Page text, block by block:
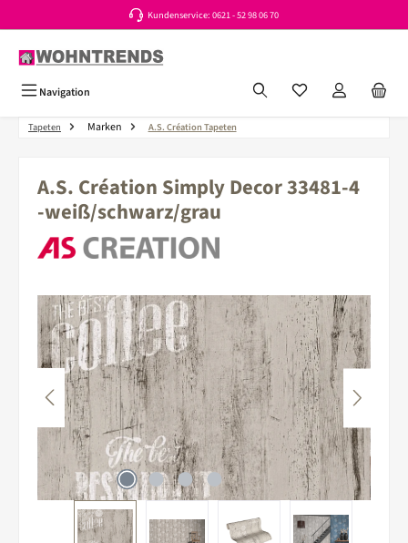
Kundenservice: 0621 - 52 98 06 70
Navigation Du hast 0 Produkte
Tapeten Marken A.S. Création Tapeten
A.S. Création Simply Decor 33481-4
-weiß/schwarz/grau
Bildergalerie überspringen